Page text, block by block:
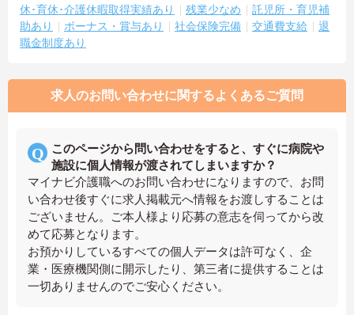
休･育休･介護休暇取得実績あり
残業少なめ
託児所・育児補
助あり
ボーナス・賞与あり 社会保険完備 交通費支給
退
職金制度あり
求人のお問い合わせに関するよくあるご質問
このページから問い合わせをすると、すぐに病院や
施設に個人情報が渡されてしまいますか？
マイナビ介護職へのお問い合わせになりますので、お問
い合わせ後すぐに求人掲載元へ情報をお渡しすることは
ございません。ご本人様より応募の意志を伺ってから改
めて応募となります。
お預かりしているすべての個人データは許可なく、企
業・医療機関側に開示したり、第三者に提供することは
一切ありませんのでご安心ください。